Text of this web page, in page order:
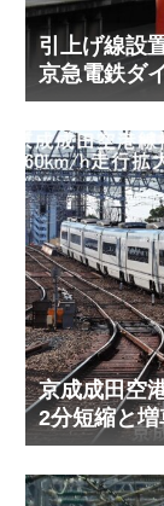
引上げ線設
京急電鉄ダ
京成成田空
2分短縮と
ダイヤ改正